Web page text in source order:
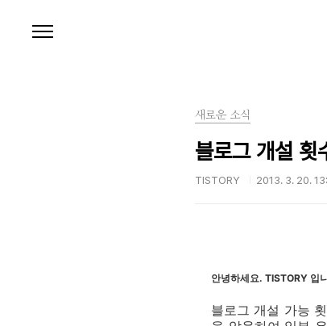
새로운 소식
블로그 개설
TISTORY 2013. 3. 20.
안녕하세요. TISTORY 입
블로그 개설 가능